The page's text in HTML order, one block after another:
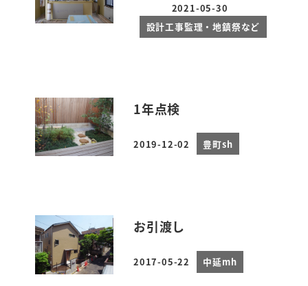
投稿日
2021-05-30
設計工事監理・地鎮祭など
1年点検
投稿日
2019-12-02 豊町sh
お引渡し
投稿日
2017-05-22 中延mh